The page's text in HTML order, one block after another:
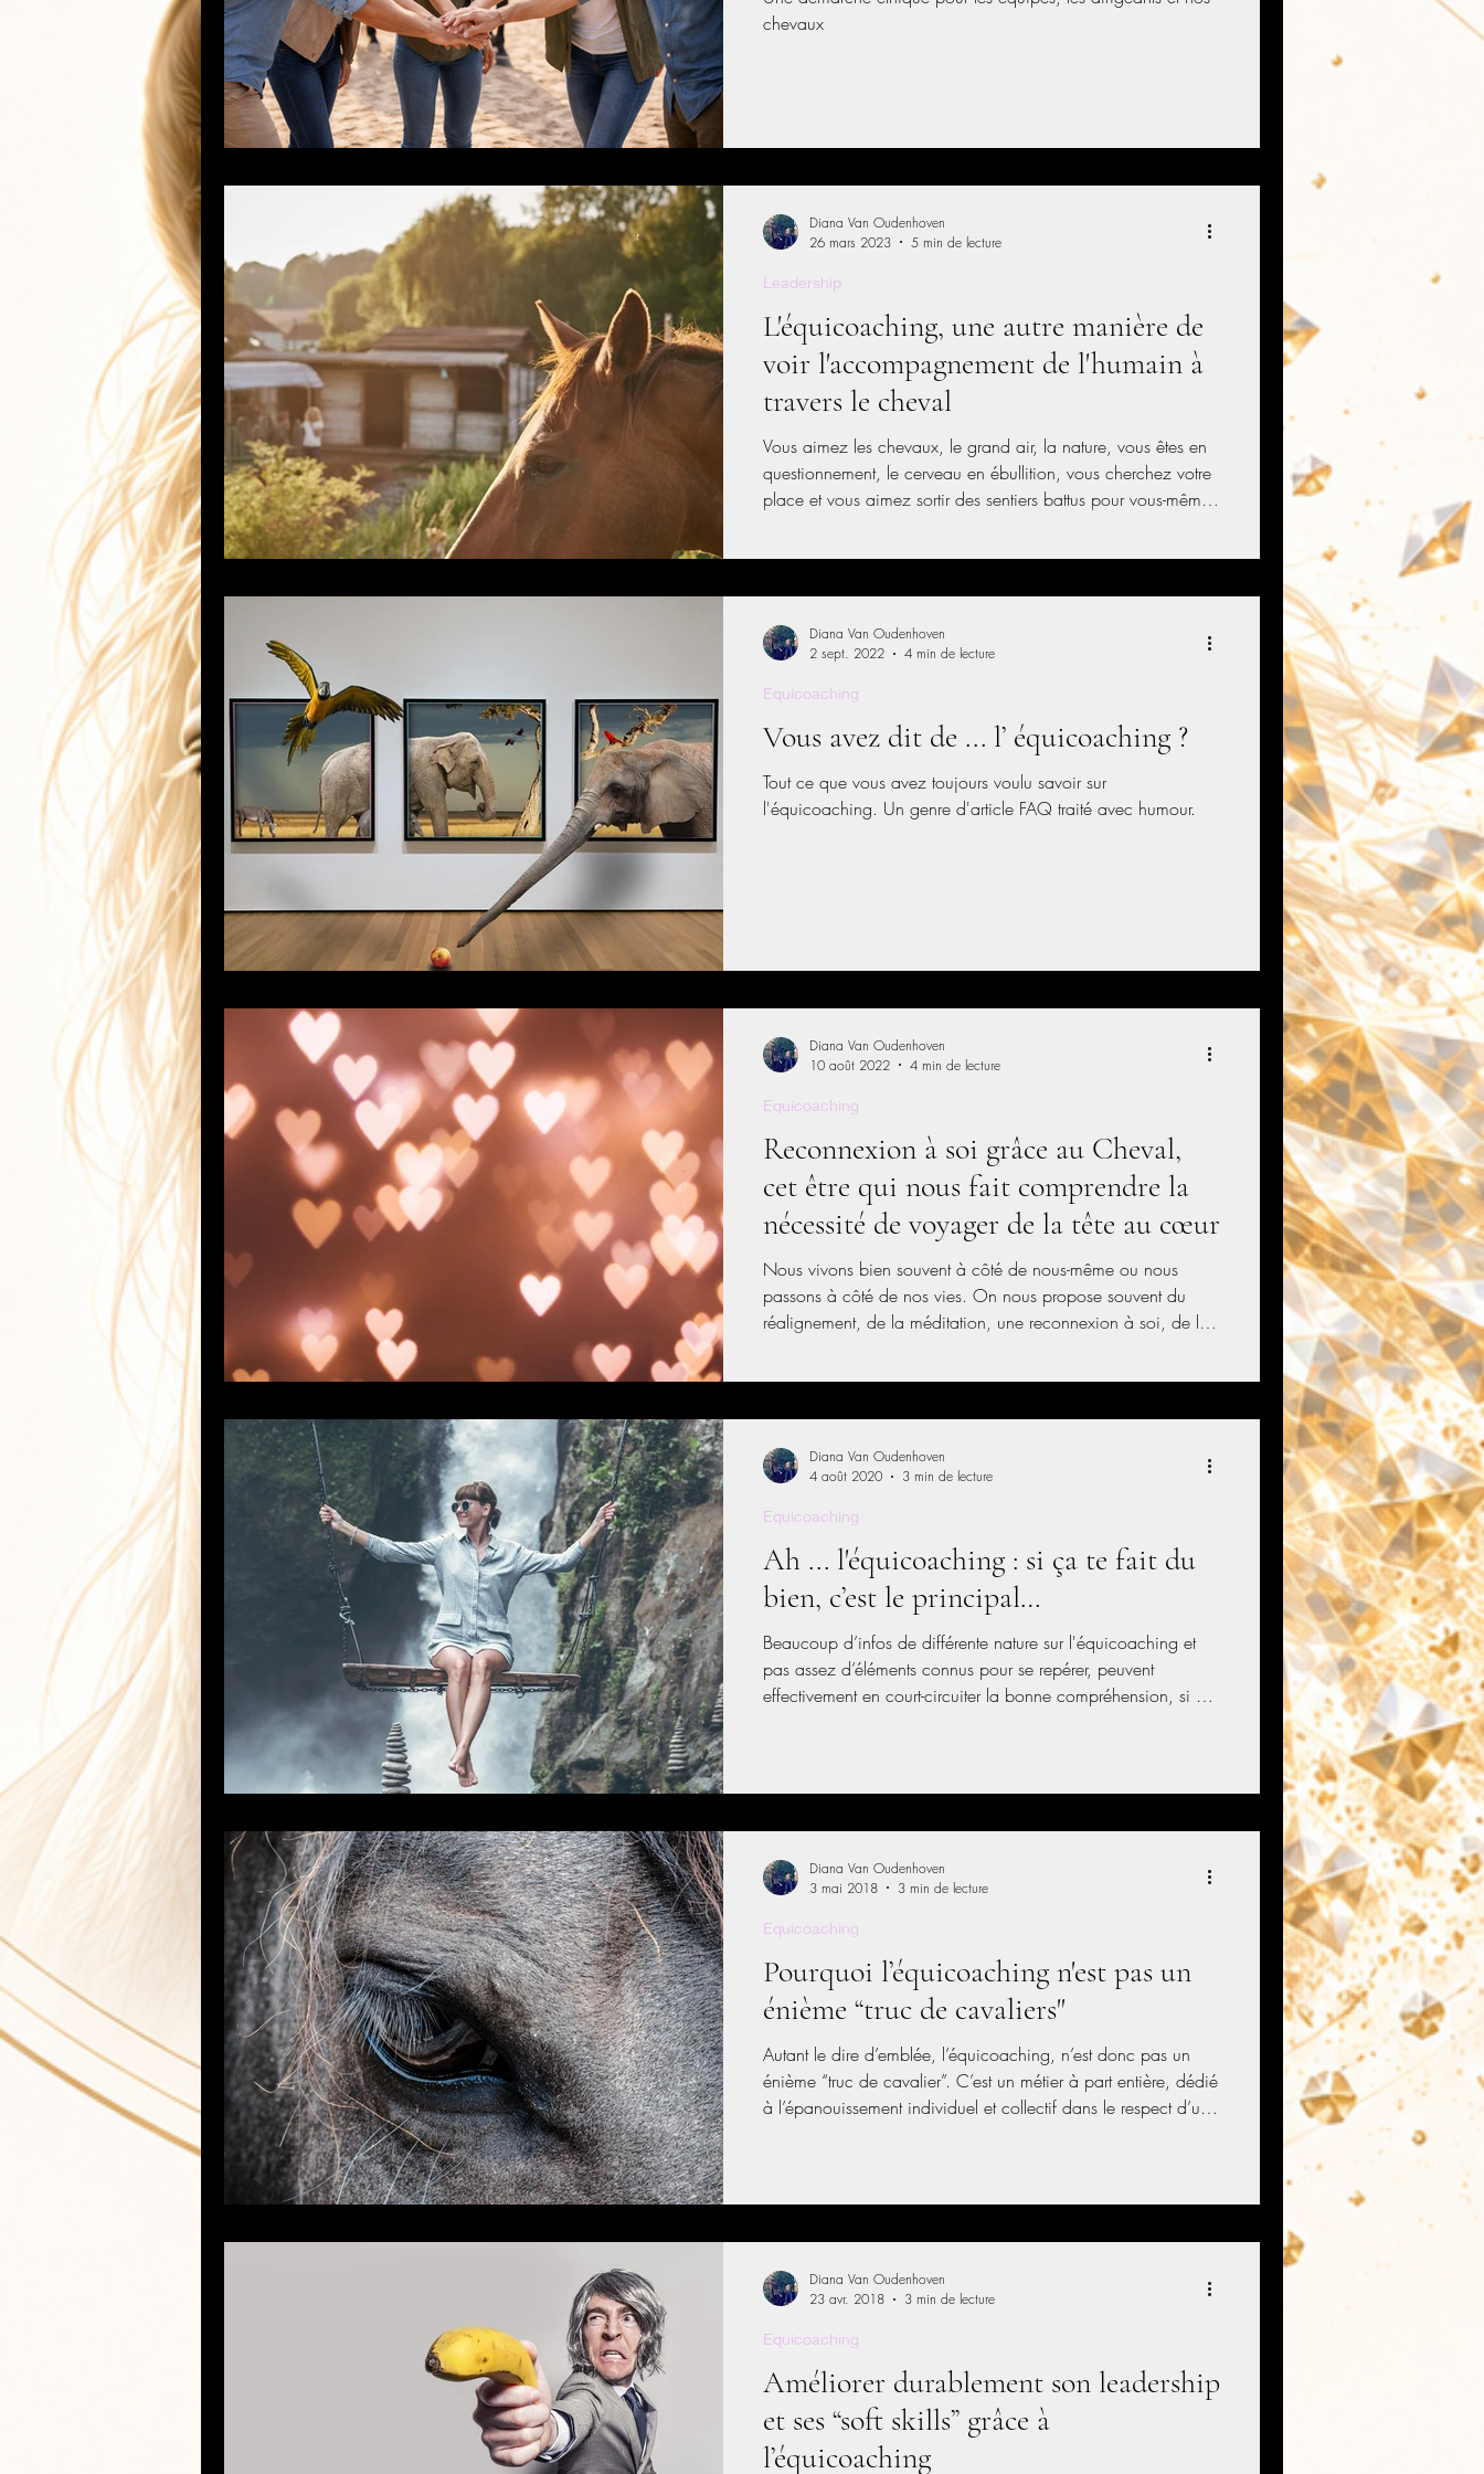
chevaux
L'équicoaching, une autre manière de
voir l'accompagnement de l'humain à
travers le cheval
Vous aimez les chevaux, le grand air, la nature, vous êtes en
questionnement, le cerveau en ébullition, vous cherchez votre
place et vous aimez sortir des sentiers battus pour vous-même
mots sur ce qu'est l'équicoaching pour moi et avant cela
même, qui sont les chevaux pour moi.
Leadership
Diana Van Oudenhoven
26 mars 2023
5 min de lecture
Vous avez dit de ... l’ équicoaching ?
Tout ce que vous avez toujours voulu savoir sur
l'équicoaching. Un genre d'article FAQ traité avec humour.
Equicoaching
Diana Van Oudenhoven
2 sept. 2022
4 min de lecture
Reconnexion à soi grâce au Cheval,
cet être qui nous fait comprendre la
nécessité de voyager de la tête au cœur
Nous vivons bien souvent à côté de nous-même ou nous
passons à côté de nos vies. On nous propose souvent du
réalignement, de la méditation, une reconnexion à soi, de la
parlez-en à un Cheval et vous comprendrez.
Equicoaching
Diana Van Oudenhoven
10 août 2022
4 min de lecture
Ah ... l'équicoaching : si ça te fait du
bien, c’est le principal…
Beaucoup d’infos de différente nature sur l'équicoaching et
pas assez d’éléments connus pour se repérer, peuvent
effectivement en court-circuiter la bonne compréhension, si on
Equicoaching
Diana Van Oudenhoven
4 août 2020
3 min de lecture
Pourquoi l’équicoaching n'est pas un
énième “truc de cavaliers"
Autant le dire d’emblée, l’équicoaching, n’est donc pas un
énième “truc de cavalier”. C’est un métier à part entière, dédié
à l’épanouissement individuel et collectif dans le respect d’une
Equicoaching
Diana Van Oudenhoven
3 mai 2018
3 min de lecture
Améliorer durablement son leadership
et ses “soft skills” grâce à
l’équicoaching
Equicoaching
Diana Van Oudenhoven
23 avr. 2018
3 min de lecture